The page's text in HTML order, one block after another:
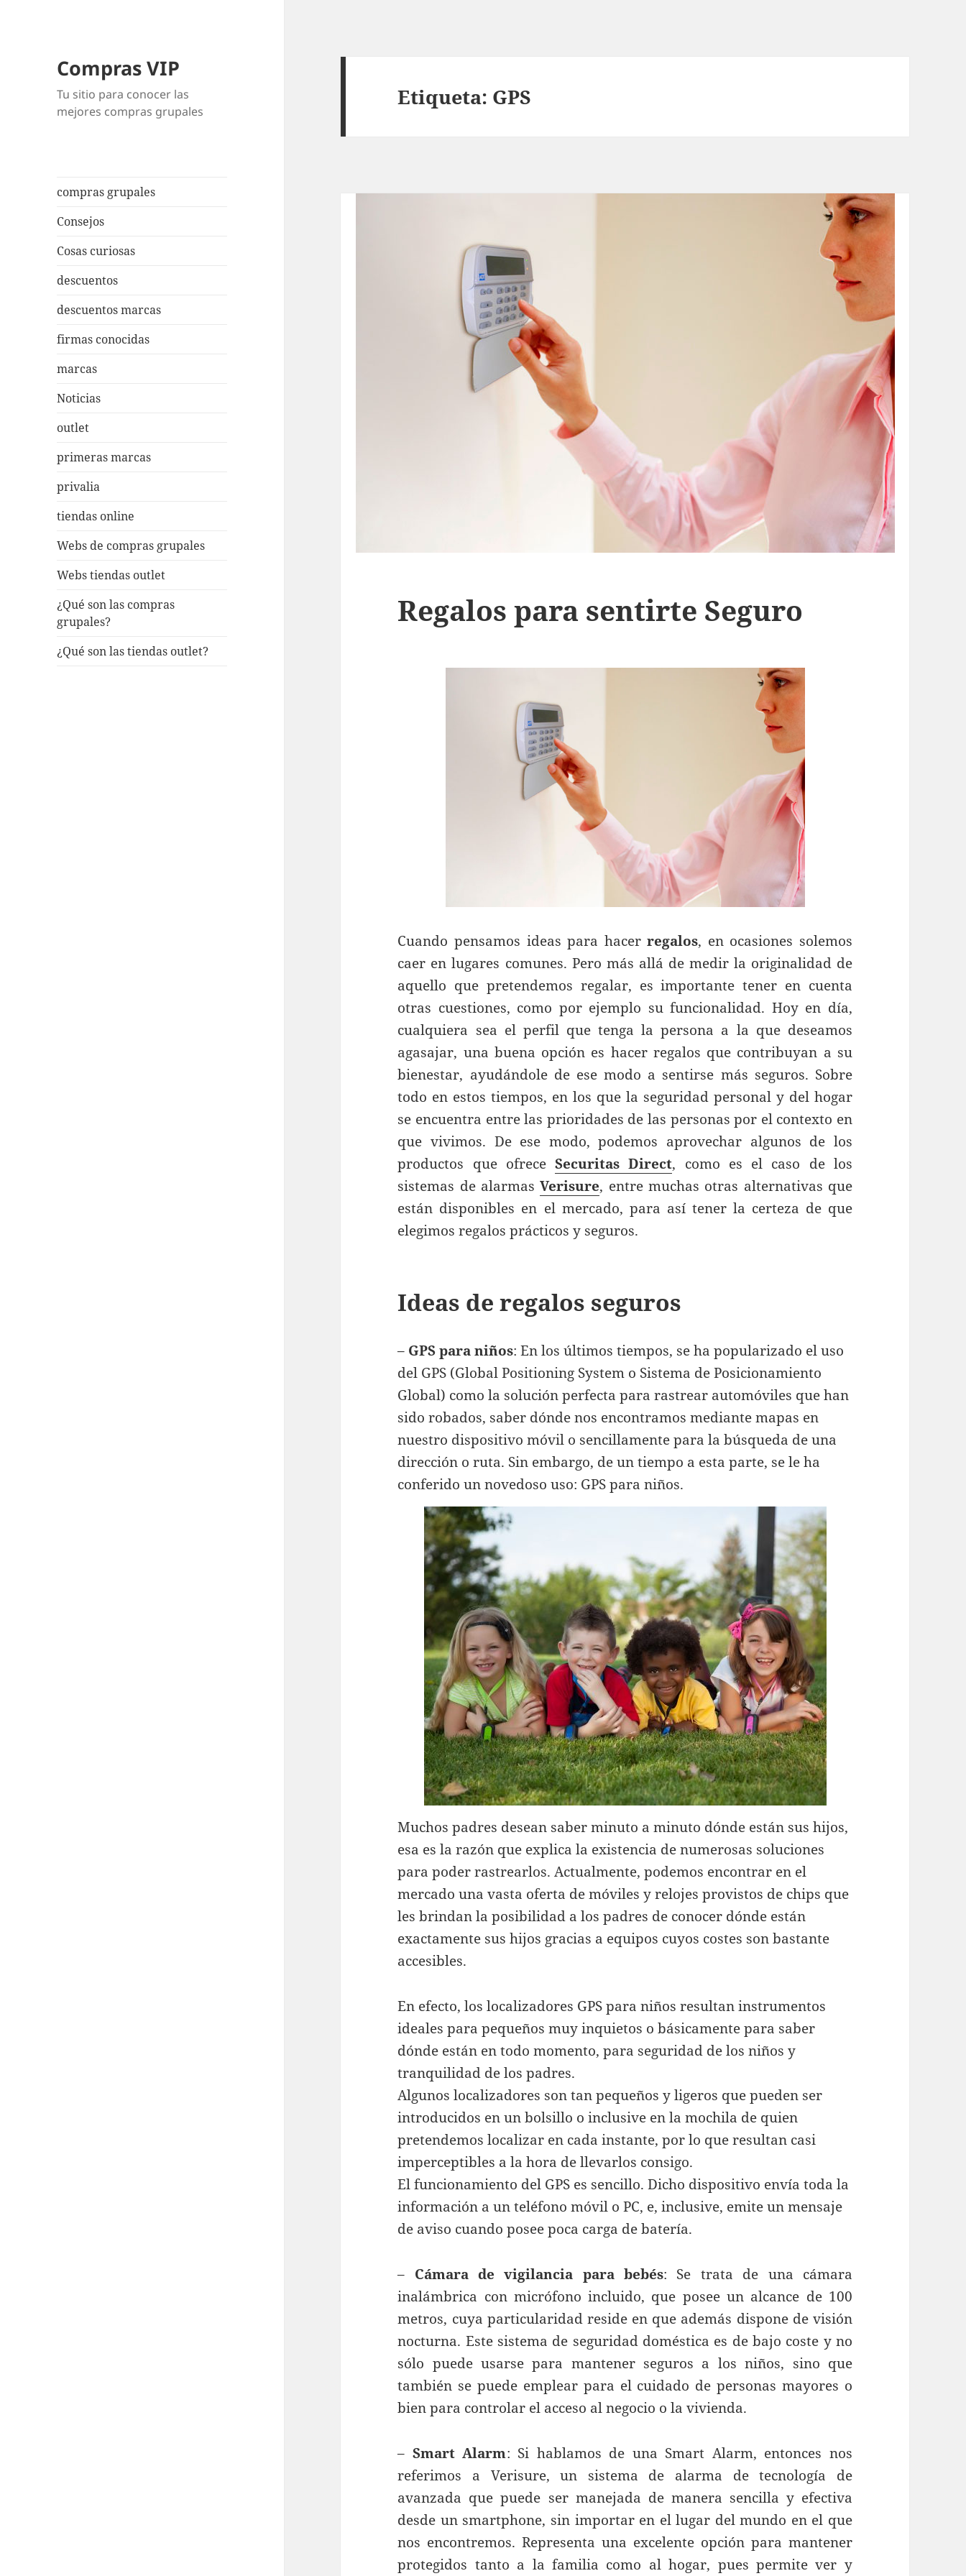
Compras VIP
Tu sitio para conocer las
mejores compras grupales
compras grupales
Consejos
Cosas curiosas
descuentos
descuentos marcas
firmas conocidas
marcas
Noticias
outlet
primeras marcas
privalia
tiendas online
Webs de compras grupales
Webs tiendas outlet
¿Qué son las compras
grupales?
¿Qué son las tiendas outlet?
Etiqueta: GPS
Regalos para sentirte Seguro
Cuando pensamos ideas para hacerregalos, en ocasiones solemos
caer en lugares comunes. Pero más allá de medir la originalidad de
aquello que pretendemos regalar, es importante tener en cuenta
otras cuestiones, como por ejemplo su funcionalidad. Hoy en día,
cualquiera sea el perfil que tenga la persona a la que deseamos
agasajar, una buena opción es hacer regalos que contribuyan a su
bienestar, ayudándole de ese modo a sentirse más seguros. Sobre
todo en estos tiempos, en los que la seguridad personal y del hogar
se encuentra entre las prioridades de las personas por el contexto en
que vivimos. De ese modo, podemos aprovechar algunos de los
productos que ofreceSecuritas Direct, como es el caso de los
sistemas de alarmasVerisure, entre muchas otras alternativas que
están disponibles en el mercado, para así tener la certeza de que
elegimos regalos prácticos y seguros.
Ideas de regalos seguros
– GPS para niños: En los últimos tiempos, se ha popularizado el uso
del GPS (Global Positioning System o Sistema de Posicionamiento
Global) como la solución perfecta para rastrear automóviles que han
sido robados, saber dónde nos encontramos mediante mapas en
nuestro dispositivo móvil o sencillamente para la búsqueda de una
dirección o ruta. Sin embargo, de un tiempo a esta parte, se le ha
conferido un novedoso uso: GPS para niños.
Muchos padres desean saber minuto a minuto dónde están sus hijos,
esa es la razón que explica la existencia de numerosas soluciones
para poder rastrearlos. Actualmente, podemos encontrar en el
mercado una vasta oferta de móviles y relojes provistos de chips que
les brindan la posibilidad a los padres de conocer dónde están
exactamente sus hijos gracias a equipos cuyos costes son bastante
accesibles.
En efecto, los localizadores GPS para niños resultan instrumentos
ideales para pequeños muy inquietos o básicamente para saber
dónde están en todo momento, para seguridad de los niños y
tranquilidad de los padres.
Algunos localizadores son tan pequeños y ligeros que pueden ser
introducidos en un bolsillo o inclusive en la mochila de quien
pretendemos localizar en cada instante, por lo que resultan casi
imperceptibles a la hora de llevarlos consigo.
El funcionamiento del GPS es sencillo. Dicho dispositivo envía toda la
información a un teléfono móvil o PC, e, inclusive, emite un mensaje
de aviso cuando posee poca carga de batería.
– Cámara de vigilancia para bebés: Se trata de una cámara
inalámbrica con micrófono incluido, que posee un alcance de 100
metros, cuya particularidad reside en que además dispone de visión
nocturna. Este sistema de seguridad doméstica es de bajo coste y no
sólo puede usarse para mantener seguros a los niños, sino que
también se puede emplear para el cuidado de personas mayores o
bien para controlar el acceso al negocio o la vivienda.
– Smart Alarm: Si hablamos de una Smart Alarm, entonces nos
referimos a Verisure, un sistema de alarma de tecnología de
avanzada que puede ser manejada de manera sencilla y efectiva
desde un smartphone, sin importar en el lugar del mundo en el que
nos encontremos. Representa una excelente opción para mantener
protegidos tanto a la familia como al hogar, pues permite ver y